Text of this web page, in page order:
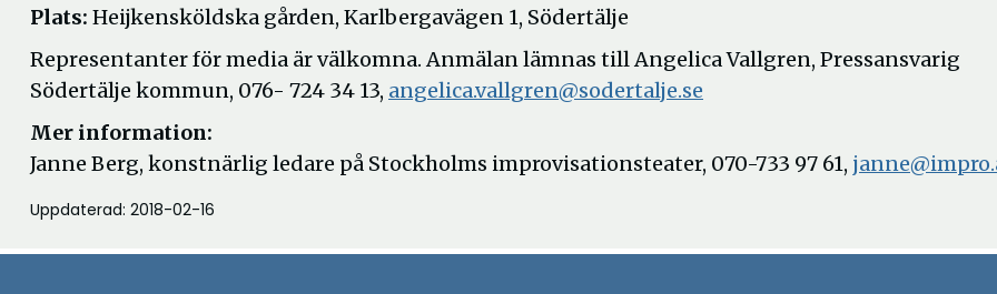
Plats: Heijkensköldska gården, Karlbergavägen 1, Södertälje
Representanter för media är välkomna. Anmälan lämnas till Angelica Vallgren, Pressansvarig
Södertälje kommun, 076- 724 34 13, angelica.vallgren@sodertalje.se
Mer information:
Janne Berg, konstnärlig ledare på Stockholms improvisationsteater, 070-733 97 61,
Uppdaterad: 2018-02-16